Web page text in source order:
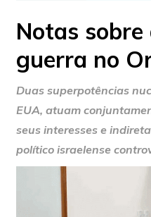
Notas
guerra no
Duas superpotências
EUA, atuam
seus interesses e
político israelense